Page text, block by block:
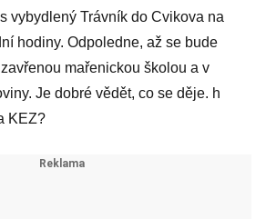
vybydlený Trávník do Cvikova na
hodiny. Odpoledne, až se bude
mařenickou školou a v
Je dobré vědět, co se děje. h
KEZ?